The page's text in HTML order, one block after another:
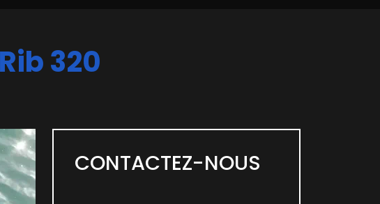
320
CONTACTEZ-NOUS